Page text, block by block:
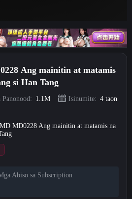
Ang mainitin at matamis
si Han Tang
Panonood: 1.1M Isinumite: 4 taon
MD0228 Ang mainitin at matamis na
Abiso sa Subscription